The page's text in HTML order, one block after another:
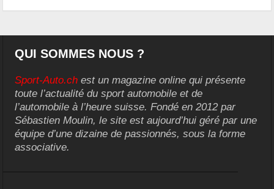
QUI SOMMES NOUS ?
Sport-Auto.ch est un magazine online qui présente
toute l’actualité du sport automobile et de
l’automobile à l’heure suisse. Fondé en 2012 par
Sébastien Moulin, le site est aujourd’hui géré par une
équipe d’une dizaine de passionnés, sous la forme
associative.